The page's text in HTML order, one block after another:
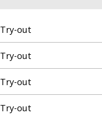
Try-out
Try-out
Try-out
Try-out